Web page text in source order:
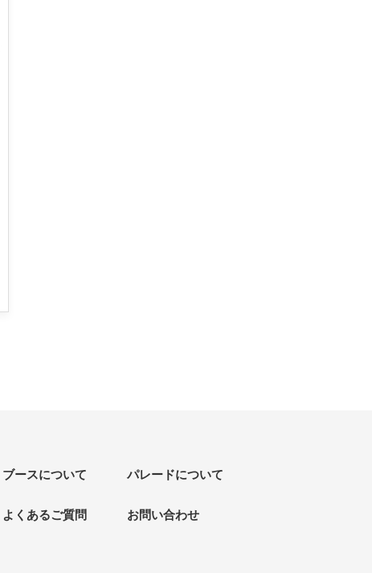
ブースについて パレードについて
よくあるご質問 お問い合わせ